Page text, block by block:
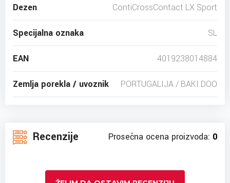
Dezen ContiCrossContact LX Sport
Specijalna oznaka SL
EAN 4019238014884
Zemlja porekla / uvoznik PORTUGALIJA / BAKI DOO
Recenzije Prosečna ocena proizvoda: 0